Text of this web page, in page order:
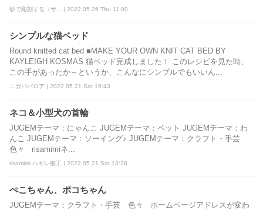
砂で彫刻する（サ... | 2022.05.26 Thu 11:00
シンプルな猫ベッド
Round knitted cat bed ■MAKE YOUR OWN KNIT CAT BED BY
KAYLEIGH KOSMAS 猫ベッド完成しました！ このレシピを見た時、
この手があったか～というか、こんなにシンプルでもいいん...
ニガババロア | 2022.05.21 Sat 16:43
ネコ＆小型犬の首輪
JUGEMテーマ：にゃんこ JUGEMテーマ：ペット JUGEMテーマ：わ
んこ JUGEMテーマ：ソーイング♪ JUGEMテーマ：クラフト・手芸
色々 risamimiネ...
risamimi ハギレ細工 | 2022.05.21 Sat 13:26
ぺこちゃん、ポコちゃん
JUGEMテーマ：クラフト・手芸 色々 ホームページアドレスが変わ